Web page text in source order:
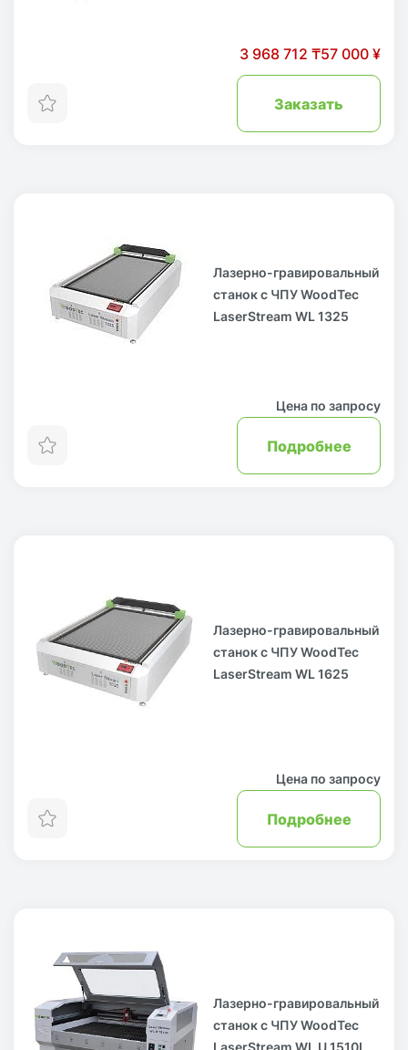
3 968 712 ₸57 000 ¥
Заказать
Лазерно-гравировальный
станок с ЧПУ WoodTec
LaserStream WL 1325
Цена по запросу
Подробнее
Лазерно-гравировальный
станок с ЧПУ WoodTec
LaserStream WL 1625
Цена по запросу
Подробнее
Лазерно-гравировальный
станок с ЧПУ WoodTec